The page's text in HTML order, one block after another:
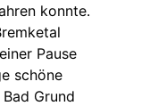
konnte.
Pause
schöne
Grund